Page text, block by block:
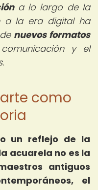
a lo largo de la
a la era digital ha
nuevos formatos
y el
arte como
un reflejo de la
acuarela no es la
antiguos
el